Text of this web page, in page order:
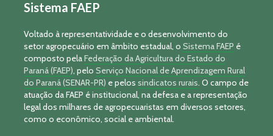
Sistema FAEP
Voltado à representatividade e o desenvolvimento do
setor agropecuário em âmbito estadual, o Sistema FAEP é
composto pelaFederação da Agricultura do Estado do
Paraná (FAEP) , pelo Serviço Nacional de Aprendizagem Rural
do Paraná (SENAR-PR) e pelos sindicatos rurais . O campo de
atuação da FAEP é institucional, na defesa e a representação
legal dos milhares de agropecuaristas em diversos setores,
como o econômico, social e ambiental.